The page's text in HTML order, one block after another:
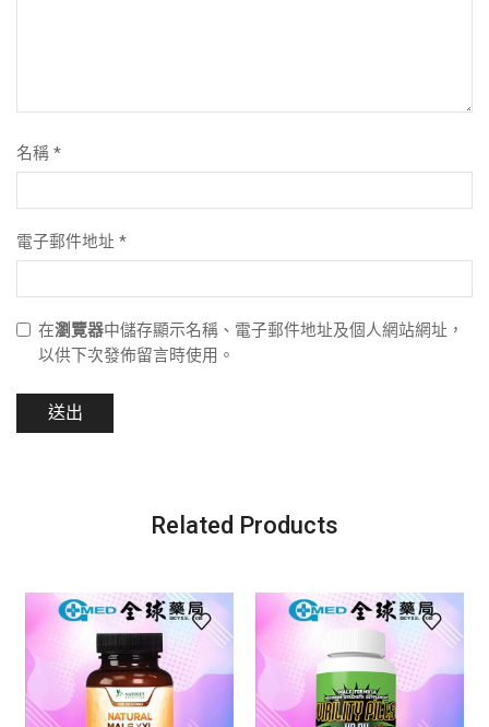
名稱 *
電子郵件地址 *
在瀏覽器中儲存顯示名稱、電子郵件地址及個人網站網址，
以供下次發佈留言時使用。
Related Products